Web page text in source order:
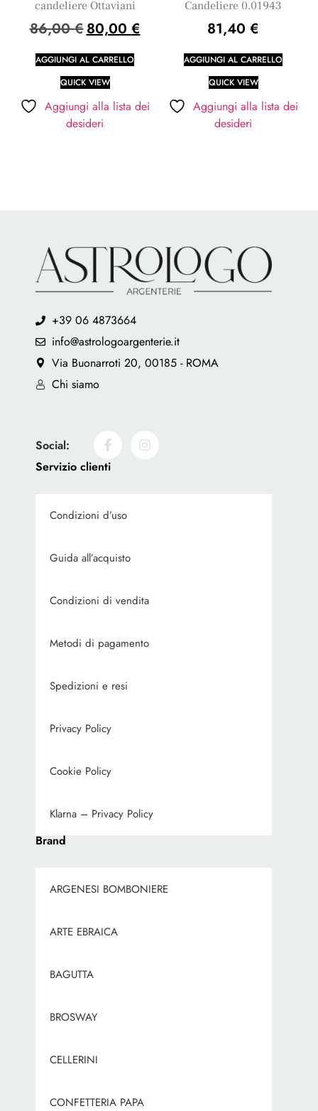
candeliere Ottaviani
86,00€80,00 €
AGGIUNGI AL CARRELLO
QUICK VIEW
Aggiungi alla lista dei
desideri
Candeliere 0.01943
81,40 €
AGGIUNGI AL CARRELLO
QUICK VIEW
Aggiungi alla lista dei
desideri
+39 06 4873664
info@astrologoargenterie.it
Via Buonarroti 20, 00185 - ROMA
Chi siamo
Social:
Servizio clienti
Condizioni d’uso
Guida all’acquisto
Condizioni di vendita
Metodi di pagamento
Spedizioni e resi
Privacy Policy
Cookie Policy
Klarna – Privacy Policy
Brand
ARGENESI BOMBONIERE
ARTE EBRAICA
BAGUTTA
BROSWAY
CELLERINI
CONFETTERIA PAPA